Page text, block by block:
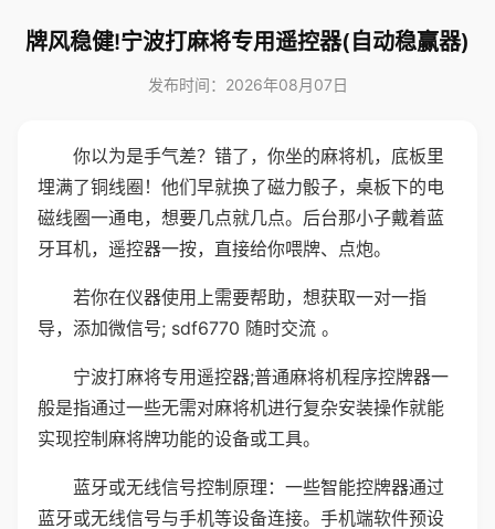
牌风稳健!宁波打麻将专用遥控器(自动稳赢器)
发布时间：2026年08月07日
你以为是手气差？错了，你坐的麻将机，底板里
埋满了铜线圈！他们早就换了磁力骰子，桌板下的电
磁线圈一通电，想要几点就几点。后台那小子戴着蓝
牙耳机，遥控器一按，直接给你喂牌、点炮。
若你在仪器使用上需要帮助，想获取一对一指
导，添加微信号; sdf6770 随时交流 。
宁波打麻将专用遥控器;普通麻将机程序控牌器一
般是指通过一些无需对麻将机进行复杂安装操作就能
实现控制麻将牌功能的设备或工具。
蓝牙或无线信号控制原理：一些智能控牌器通过
蓝牙或无线信号与手机等设备连接。手机端软件预设